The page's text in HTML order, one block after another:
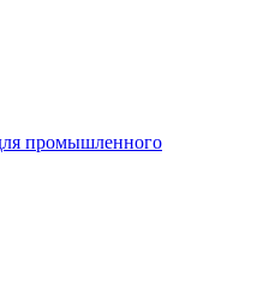
промышленного